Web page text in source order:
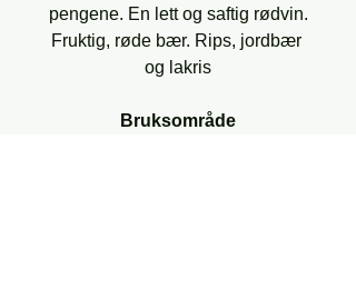
pengene. En lett og saftig rødvin.
Fruktig, røde bær. Rips, jordbær
og lakris
Bruksområde